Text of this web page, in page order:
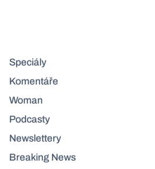
Speciály
Komentáře
Woman
Podcasty
Newslettery
Breaking News